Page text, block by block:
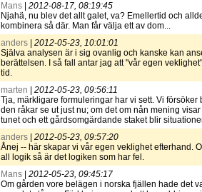
Mans
2012-08-17, 08:19:45
Njahä, nu blev det allt galet, va? Emellertid och
kombinera så där. Man får välja ett av dom...
anders
2012-05-23, 10:01:01
Själva analysen är i sig ovanlig och kanske kan
berättelsen. I så fall antar jag att "vår egen
tid.
marten
2012-05-23, 09:56:11
Tja, märkligare formuleringar har vi sett. Vi försöker
den råkar se ut just nu; om det om nån mening
tunet och ett gårdsomgärdande staket blir
anders
2012-05-23, 09:57:20
Ånej -- här skapar vi vår egen veklighet efterhand.
all logik så är det logiken som har fel.
Mans
2012-05-23, 09:45:17
Om gården vore belägen i norska fjällen hade det